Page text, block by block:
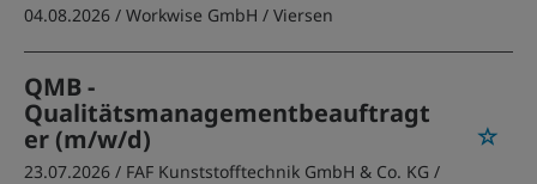
04.08.2026 / Workwise GmbH / Viersen
QMB -
Qualitätsmanagementbeauftragt
er (m/w/d)
23.07.2026 / FAF Kunststofftechnik GmbH & Co. KG /